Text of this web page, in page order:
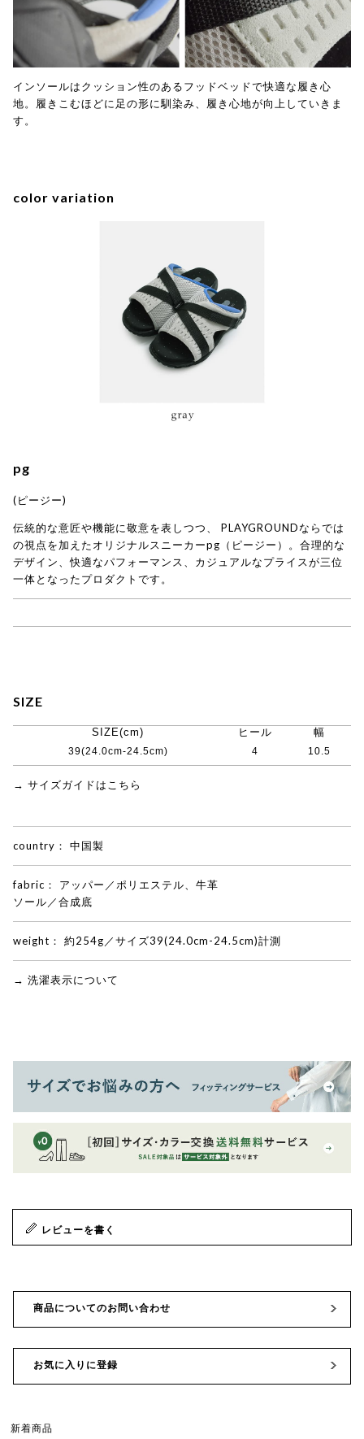
インソールはクッション性のあるフッドベッドで快適な履き心
地。履きこむほどに足の形に馴染み、履き心地が向上していきま
す。
color variation
pg
(ピージー)
伝統的な意匠や機能に敬意を表しつつ、 PLAYGROUNDならでは
の視点を加えたオリジナルスニーカーpg（ピージー）。合理的な
デザイン、快適なパフォーマンス、カジュアルなプライスが三位
一体となったプロダクトです。
SIZE
SIZE(cm) ヒール 幅
39(24.0cm-24.5cm) 4 10.5
→ サイズガイドはこちら
country： 中国製
fabric：
アッパー／ポリエステル、牛革
ソール／合成底
weight： 約254g／サイズ39(24.0cm-24.5cm)計測
→ 洗濯表示について
レビューを書く
商品についてのお問い合わせ
お気に入りに登録
新着商品